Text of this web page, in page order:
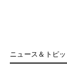
ニュース＆トピ